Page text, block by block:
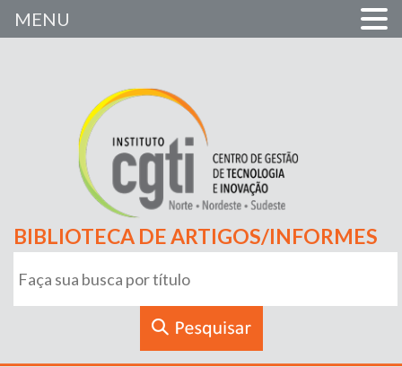
BIBLIOTECA DE ARTIGOS/INFORMES
MENU